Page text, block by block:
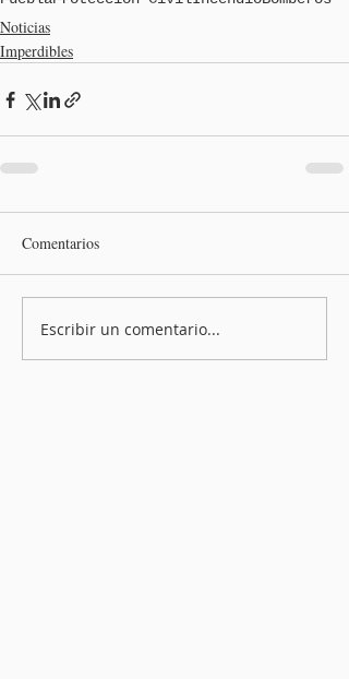
Noticias
Imperdibles
Comentarios
Escribir un comentario...